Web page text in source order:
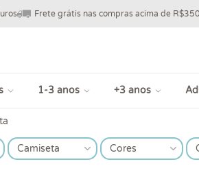
Frete grátis nas compras acima de
1-3 anos +3 anos
Camiseta Cores